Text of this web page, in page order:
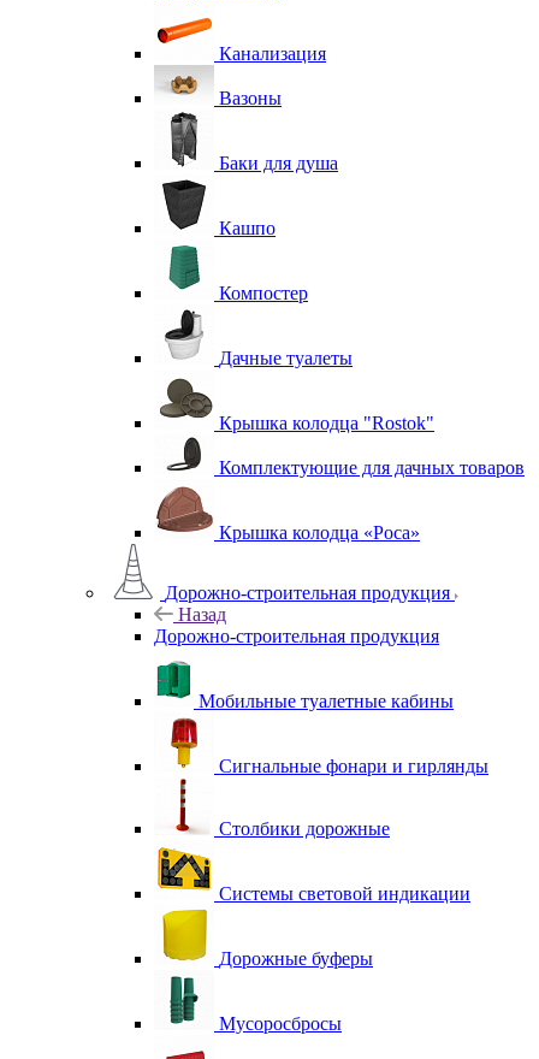
Канализация
Вазоны
Баки для душа
Кашпо
Компостер
Дачные туалеты
Крышка колодца "Rostok"
Комплектующие для дачных товаров
Крышка колодца «Роса»
Дорожно-строительная продукция
Назад
Дорожно-строительная продукция
Мобильные туалетные кабины
Сигнальные фонари и гирлянды
Столбики дорожные
Системы световой индикации
Дорожные буферы
Мусоросбросы